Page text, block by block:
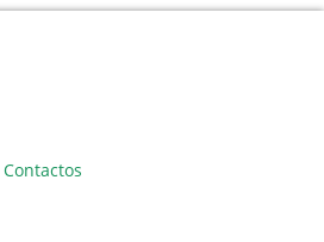
Contactos